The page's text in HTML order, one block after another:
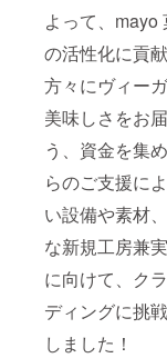
よって、mayo
の活性化に貢
方々にヴィー
美味しさをお
う、資金を集
らのご支援に
い設備や素材
な新規工房兼
に向けて、ク
ディングに挑
しました！